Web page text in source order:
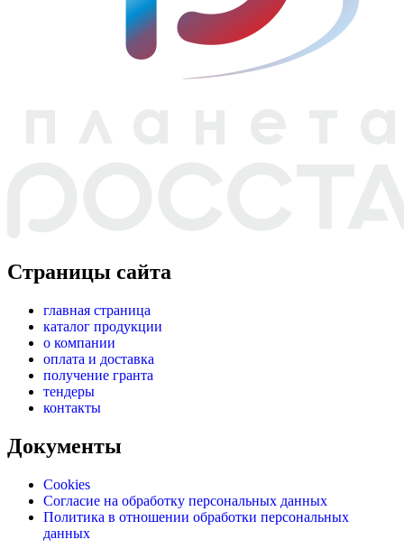
Страницы сайта
главная страница
каталог продукции
о компании
оплата и доставка
получение гранта
тендеры
контакты
Документы
Cookies
Согласие на обработку персональных данных
Политика в отношении обработки персональных
данных